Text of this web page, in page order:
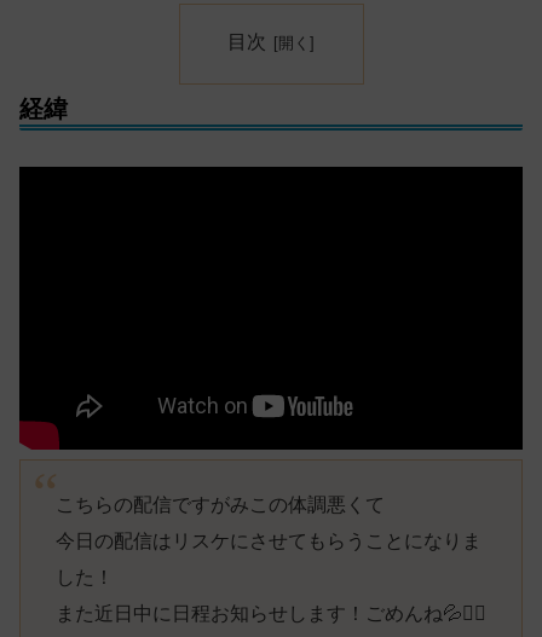
目次
経緯
こちらの配信ですがみこの体調悪くて
今日の配信はリスケにさせてもらうことになりま
した！
また近日中に日程お知らせします！ごめんね💦🙇‍♂️